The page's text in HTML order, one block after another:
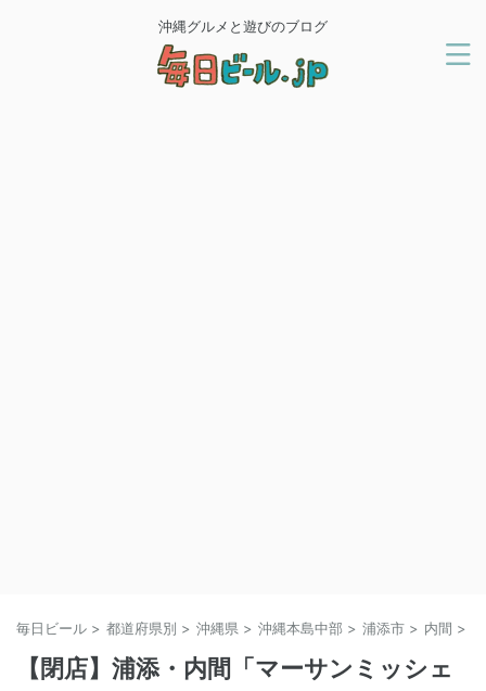
沖縄グルメと遊びのブログ
毎日ビール > 都道府県別 > 沖縄県 > 沖縄本島中部 > 浦添市 > 内間 >
【閉店】浦添・内間「マーサンミッシェ